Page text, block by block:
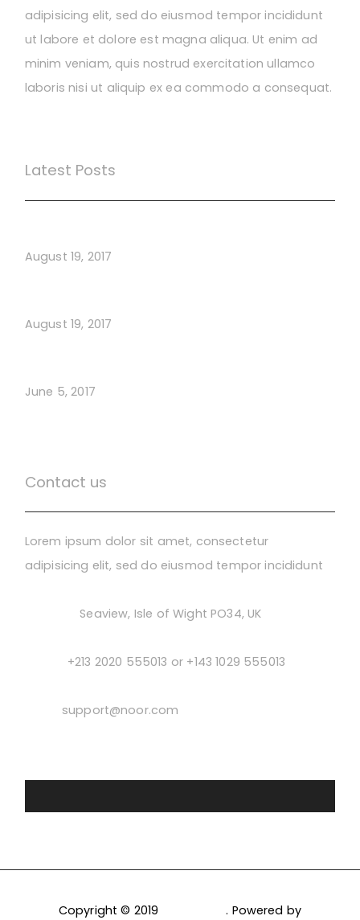
adipisicing elit, sed do eiusmod tempor incididunt
ut labore et dolore est magna aliqua. Ut enim ad
minim veniam, quis nostrud exercitation ullamco
laboris nisi ut aliquip ex ea commodo a consequat.
Latest Posts
August 19, 2017
August 19, 2017
June 5, 2017
Contact us
Lorem ipsum dolor sit amet, consectetur
adipisicing elit, sed do eiusmod tempor incididunt
Seaview, Isle of Wight PO34, UK
+213 2020 555013 or +143 1029 555013
support@noor.com
Copyright © 2019 . Powered by